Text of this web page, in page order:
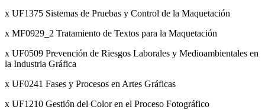
x UF1375 Sistemas de Pruebas y Control de la Maquetación
x MF0929_2 Tratamiento de Textos para la Maquetación
x UF0509 Prevención de Riesgos Laborales y Medioambientales en
la Industria Gráfica
x UF0241 Fases y Procesos en Artes Gráficas
x UF1210 Gestión del Color en el Proceso Fotográfico